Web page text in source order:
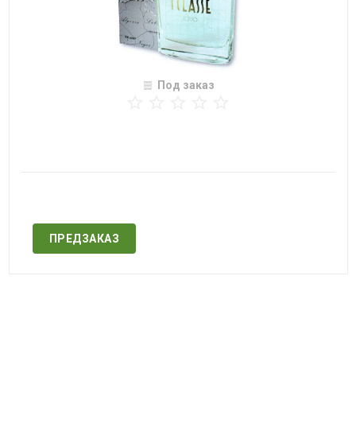
Под заказ
ПРЕДЗАКАЗ